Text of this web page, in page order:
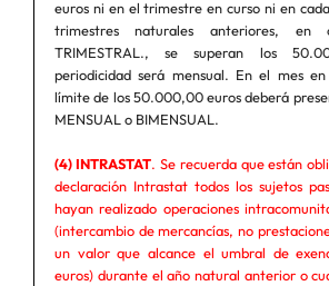
euros ni en el trimestre en curso ni en
trimestres naturales anteriores, en
TRIMESTRAL., se superan los
periodicidad será mensual. En el mes
límite de los 50.000,00 euros deberá
MENSUAL o BIMENSUAL.
(4) INTRASTAT. Se recuerda que están
declaración Intrastat todos los sujetos
hayan realizado operaciones
(intercambio de mercancías, no
un valor que alcance el umbral de
euros) durante el año natural anterior o